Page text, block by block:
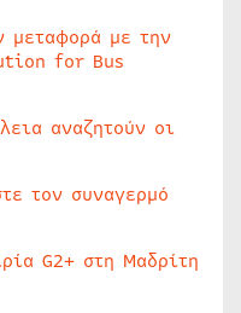
μεταφορά με την
for Bus
αναζητούν οι
τον συναγερμό
G2+ στη Μαδρίτη